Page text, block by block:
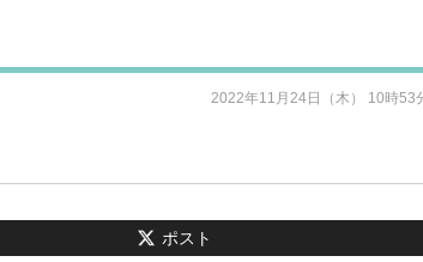
2022年11月24日（木） 10時53
ポスト